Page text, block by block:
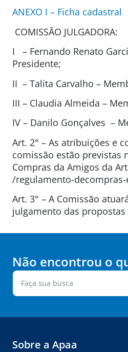
ANEXO I – Ficha cadastral
COMISSÃO JULGADORA:
I – Fernando Renato
Presidente;
II – Talita Carvalho –
III – Claudia Almeida –
IV – Danilo Gonçalves –
Art. 2° – As atribuições e
comissão estão previstas
Compras da Amigos da
/regulamento-
Art. 3° – A Comissão
julgamento das propostas
Não encontrou o
Sobre a Apaa